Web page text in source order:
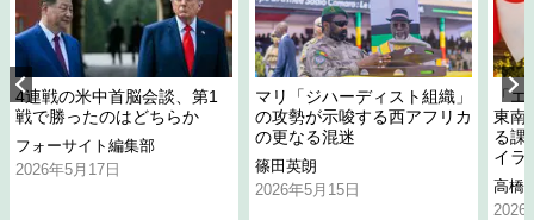
4連戦の米中首脳会談、第1
戦で勝ったのはどちらか
フォーサイト編集部
2026年5月17日
マリ「ジハーディスト組織」
の攻勢が示唆する西アフリカ
の更なる混迷
篠田英朗
2026年5月15日
「
東南
る課
イラ
高橋
2026